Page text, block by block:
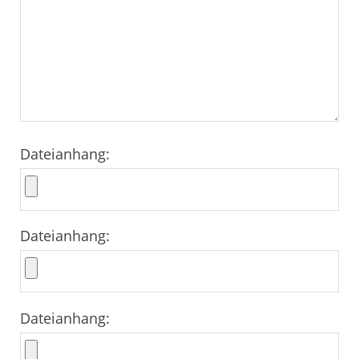
Dateianhang:
Dateianhang:
Dateianhang: